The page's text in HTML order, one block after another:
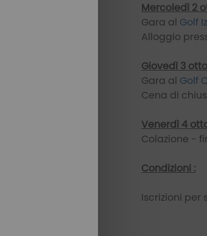
Mercoledì 2
Gara al Golf
Alloggio
Giovedì 3
Gara al Golf
Cena di
Venerdì 4
Colazione -
Condizioni :
Iscrizioni per